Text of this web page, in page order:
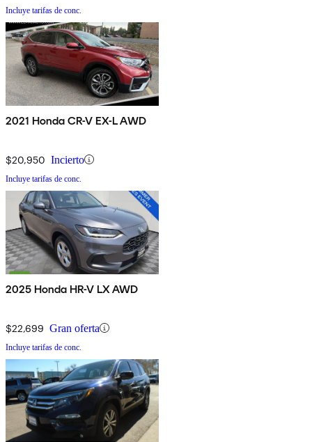
Incluye tarifas de conc.
2021 Honda CR-V EX-L AWD
$20,950 Incierto
Incluye tarifas de conc.
2025 Honda HR-V LX AWD
$22,699 Gran oferta
Incluye tarifas de conc.